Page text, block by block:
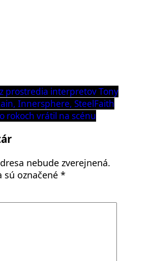
prostredia interpretov Tony
Innersphere, SteelFaith
rokoch vrátil na scénu
nebude zverejnená.
sú označené *